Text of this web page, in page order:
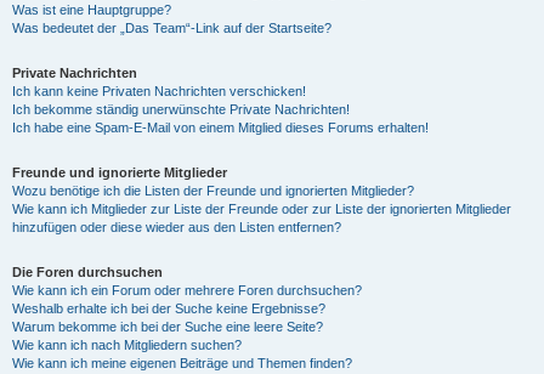
Was ist eine Hauptgruppe?
Was bedeutet der „Das Team“-Link auf der Startseite?
Private Nachrichten
Ich kann keine Privaten Nachrichten verschicken!
Ich bekomme ständig unerwünschte Private Nachrichten!
Ich habe eine Spam-E-Mail von einem Mitglied dieses Forums erhalten!
Freunde und ignorierte Mitglieder
Wozu benötige ich die Listen der Freunde und ignorierten Mitglieder?
Wie kann ich Mitglieder zur Liste der Freunde oder zur Liste der ignorierten Mitglieder
hinzufügen oder diese wieder aus den Listen entfernen?
Die Foren durchsuchen
Wie kann ich ein Forum oder mehrere Foren durchsuchen?
Weshalb erhalte ich bei der Suche keine Ergebnisse?
Warum bekomme ich bei der Suche eine leere Seite?
Wie kann ich nach Mitgliedern suchen?
Wie kann ich meine eigenen Beiträge und Themen finden?